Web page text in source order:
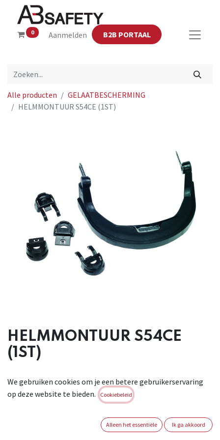
0 Aanmelden B2B PORTAAL
Alle producten
GELAATBESCHERMING
HELMMONTUUR S54CE (1ST)
HELMMONTUUR S54CE
(1ST)
Centurion gelaatsschermen op veiligheidshelmen. Deze
helmhouder wordt geleverd met CONNECT & 30MM
Tevens geschikt voor namontage van Centurion
gehoorbescherming (HELMOORKAP BALTIC SNR25 &
We gebruiken cookies om je een betere gebruikerservaring
op deze website te bieden.
Cookiebeleid
Alleen het essentiële Ik ga akkoord